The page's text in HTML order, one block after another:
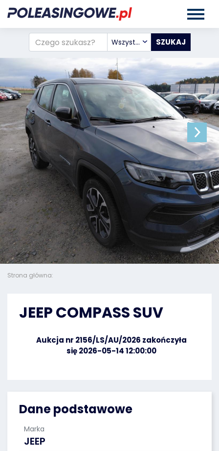
Wszystkie
Strona główna:
Dane podstawowe
Marka
JEEP
JEEP COMPASS SUV
Aukcja nr 2156/LS/AU/2026 zakończyła
się 2026-05-14 12:00:00